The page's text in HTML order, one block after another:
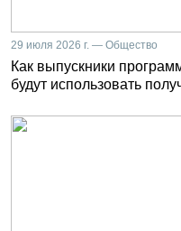
29 июля 2026 г. — Общество
Как выпускники
будут использовать